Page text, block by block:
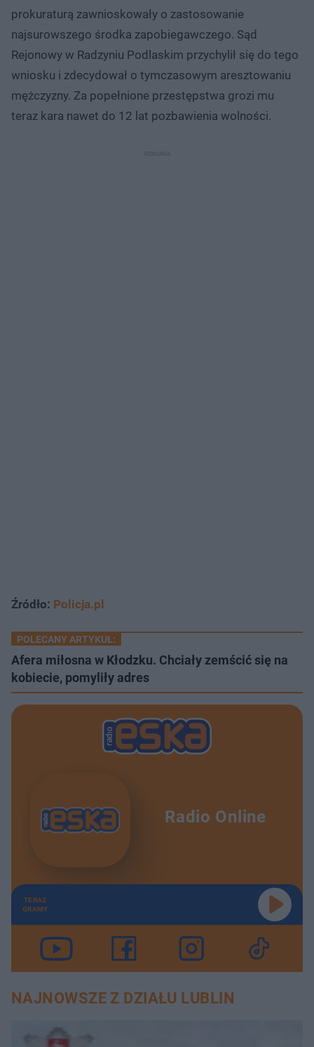
prokuraturą zawnioskowały o zastosowanie
najsurowszego środka zapobiegawczego. Sąd
Rejonowy w Radzyniu Podlaskim przychylił się do tego
wniosku i zdecydował o tymczasowym aresztowaniu
mężczyzny. Za popełnione przestępstwa grozi mu
teraz kara nawet do 12 lat pozbawienia wolności.
Źródło: Policja.pl
POLECANY ARTYKUŁ:
Afera miłosna w Kłodzku. Chciały zemścić się na
kobiecie, pomyliły adres
Radio Online
TERAZ
GRAMY
NAJNOWSZE Z DZIAŁU LUBLIN